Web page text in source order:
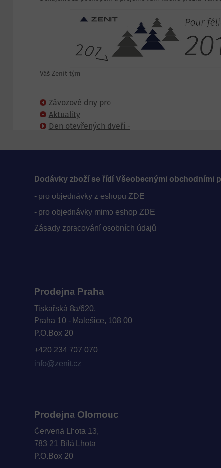
Váš Zenit tým
Závozové dny pro
východní Čechy
Aktuality
Den otevřených dveří -
Dodávky zboží se řídí Všeobecnými obchodními
- pro objednávky z eshopu ZDE
- pro objednávky mimo eshop ZDE
Zásady zpracování osobních údajů
Prodejna Praha
Tiskařská 8a/620,
Praha 10 - Malešice, 108 00
P.O.Box 20
+420 234 707 070
info@zenit.cz
Prodejna Olomouc
Červená Lhota 13,
783 21 Bílá Lhota
P.O.Box 20